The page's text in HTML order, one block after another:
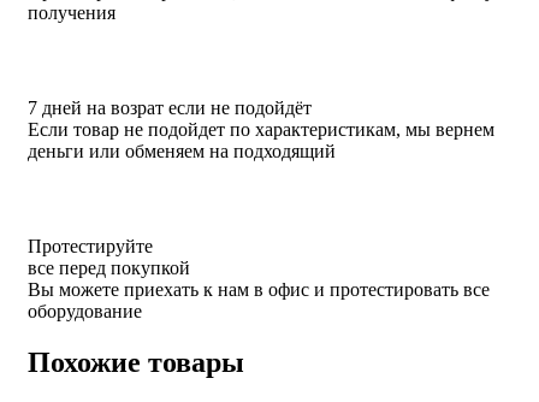
получения
7 дней на возрат если не подойдёт
Если товар не подойдет по характеристикам, мы вернем
деньги или обменяем на подходящий
Протестируйте
все перед покупкой
Вы можете приехать к нам в офис и протестировать все
оборудование
Похожие товары